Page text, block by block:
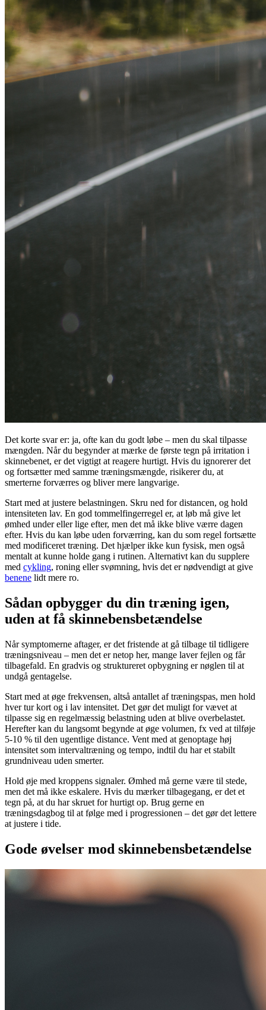
Det korte svar er: ja, ofte kan du godt løbe – men du skal tilpasse
mængden. Når du begynder at mærke de første tegn på irritation i
skinnebenet, er det vigtigt at reagere hurtigt. Hvis du ignorerer det
og fortsætter med samme træningsmængde, risikerer du, at
smerterne forværres og bliver mere langvarige.
Start med at justere belastningen. Skru ned for distancen, og hold
intensiteten lav. En god tommelfingerregel er, atløb må give let
ømhed under eller lige efter, men det må ikke blive værre dagen
efter. Hvis du kan løbe uden forværring, kan du som regel fortsætte
med modificeret træning. Det hjælper ikke kun fysisk, men også
mentalt at kunne holde gang i rutinen. Alternativt kan du supplere
med cykling, roning eller svømning, hvis det er nødvendigt at give
benene lidt mere ro.
Sådan opbygger du din træning igen,
uden at få skinnebensbetændelse
Når symptomerne aftager, er det fristende at gå tilbage til tidligere
træningsniveau – men det er netop her, mange laver fejlen og får
tilbagefald. En gradvis og struktureret opbygning er nøglen til at
undgå gentagelse.
Start med at øge frekvensen, altså antallet af træningspas, men hold
hver tur kort og i lav intensitet. Det gør det muligt for vævet at
tilpasse sig en regelmæssig belastning uden at blive overbelastet.
Herefter kan du langsomt begynde at øge volumen, fx ved at tilføje
5-10 % til den ugentlige distance. Vent med at genoptage høj
intensitet som intervaltræning og tempo, indtil du har et stabilt
grundniveau uden smerter.
Hold øje med kroppens signaler. Ømhed må gerne være til stede,
men det må ikke eskalere. Hvis du mærker tilbagegang, er det et
tegn på, at du har skruet for hurtigt op. Brug gerne en
træningsdagbog til at følge med i progressionen – det gør det lettere
at justere i tide.
Gode øvelser mod skinnebensbetændelse